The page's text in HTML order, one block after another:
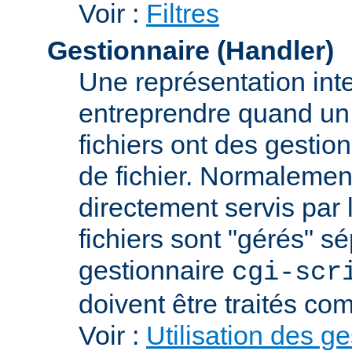
Voir : Filtres
Gestionnaire (Handler)
Une représentation
entreprendre quand
fichiers ont des
de fichier.
directement servis par
fichiers sont "gérés"
gestionnaire cgi-
doivent être traités
Voir : Utilisation des